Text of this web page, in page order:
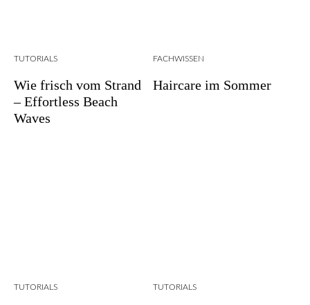
TUTORIALS
Wie frisch vom Strand
– Effortless Beach
Waves
FACHWISSEN
Haircare im Sommer
TUTORIALS TUTORIALS